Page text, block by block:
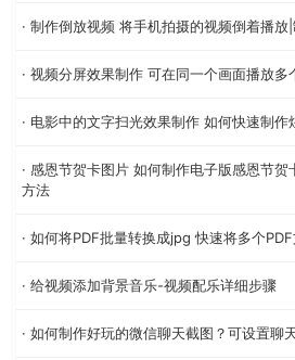
· 制作倒放视频 将手机拍摄的视频倒着播
· 视频分屏效果制作 可在同一个画面播放
· 电影中的文字扫光效果制作 如何快速制
· 感恩节贺卡图片 如何制作电子版感恩节
方法
· 如何将PDF批量转换成jpg 快速将多个
· 给视频添加背景音乐-视频配乐详细步骤
· 如何制作好玩的微信聊天截图？可设置聊